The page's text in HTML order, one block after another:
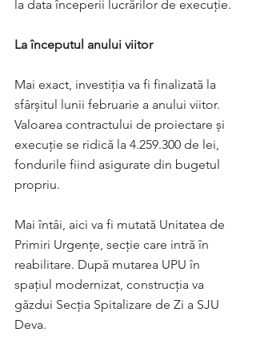
la data începerii lucrărilor de execuție.
La începutul anului viitor
Mai exact, investiția va fi finalizată la
sfârșitul lunii februarie a anului viitor.
Valoarea contractului de proiectare și
execuție se ridică la 4.259.300 de lei,
fondurile fiind asigurate din bugetul
propriu.
Mai întâi, aici va fi mutată Unitatea de
Primiri Urgențe, secție care intră în
reabilitare. După mutarea UPU în
spațiul modernizat, construcția va
găzdui Secția Spitalizare de Zi a SJU
Deva.